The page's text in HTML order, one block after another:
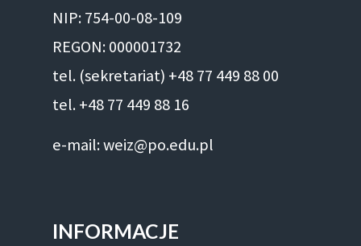
NIP: 754-00-08-109
REGON: 000001732
tel. (sekretariat) +48 77 449 88 00
tel. +48 77 449 88 16
e-mail: weiz@po.edu.pl
INFORMACJE